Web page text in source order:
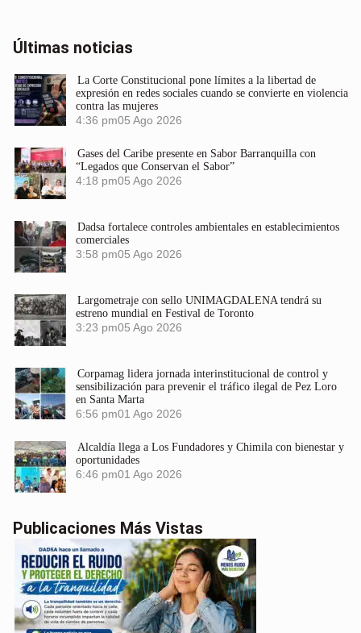
Últimas noticias
La Corte Constitucional pone límites a la libertad de
expresión en redes sociales cuando se convierte en violencia
contra las mujeres
4:36 pm05 Ago 2026
Gases del Caribe presente en Sabor Barranquilla con
“Legados que Conservan el Sabor”
4:18 pm05 Ago 2026
Dadsa fortalece controles ambientales en establecimientos
comerciales
3:58 pm05 Ago 2026
Largometraje con sello UNIMAGDALENA tendrá su
estreno mundial en Festival de Toronto
3:23 pm05 Ago 2026
Corpamag lidera jornada interinstitucional de control y
sensibilización para prevenir el tráfico ilegal de Pez Loro
en Santa Marta
6:56 pm01 Ago 2026
Alcaldía llega a Los Fundadores y Chimila con bienestar y
oportunidades
6:46 pm01 Ago 2026
Publicaciones Más Vistas